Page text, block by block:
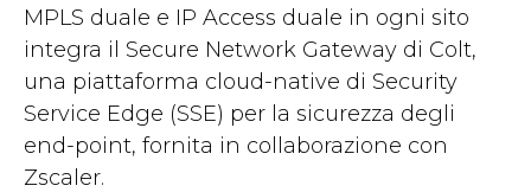
MPLS duale e IP Access duale in ogni sito
integra il Secure Network Gateway di Colt,
una piattaforma cloud-native di Security
Service Edge (SSE) per la sicurezza degli
end-point, fornita in collaborazione con
Zscaler.